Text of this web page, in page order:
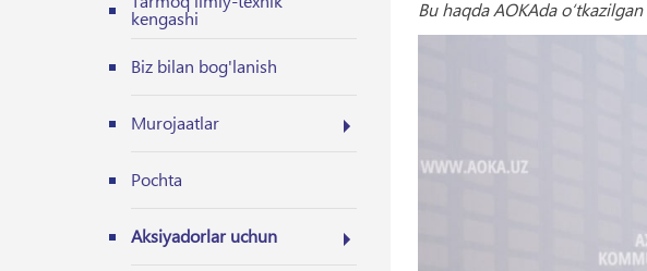
kengashi
Biz bilan bog'lanish
Murojaatlar
Pochta
Aksiyadorlar uchun
Bu haqda AOKAda o‘tkazilgan